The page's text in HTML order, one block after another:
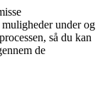
under og
så du kan
de